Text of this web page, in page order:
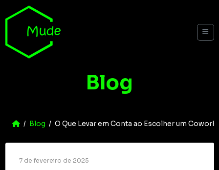
Skip to content
Blog
Home
Blog O Que Levar em Conta ao Escolher um
7 de fevereiro de 2025